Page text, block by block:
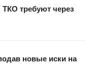
требуют через
новые иски на